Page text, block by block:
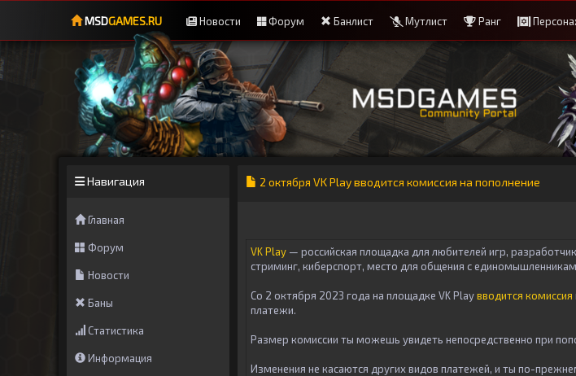
MSDGAMES.RU Новости Форум Банлист Мутлист Ранг
Навигация
Главная
Форум
Новости
Баны
Статистика
Информация
2 октября VK Play вводится комиссия на пополнение
VK Play — российская площадка для любителей игр,
стриминг, киберспорт, место для общения с
Со 2 октября 2023 года на площадке VK Playвводится комиссия
платежи.
Размер комиссии ты можешь увидеть непосредственно при
Изменения не касаются других видов платежей, и ты по-